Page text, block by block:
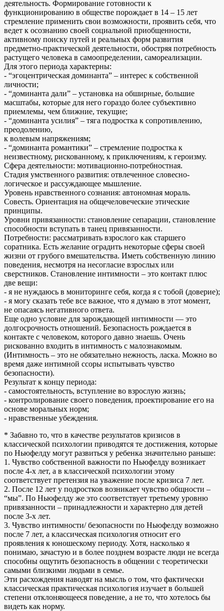
деятельность. Формирование готовности к
функционированию в обществе порождает в 14 – 15 лет
стремление применить свои возможности, проявить себя, что
ведет к осознанию своей социальной приобщенности,
активному поиску путей и реальных форм развития
предметно-практической деятельности, обостряя потребность
растущего человека в самоопределении, самореализации.
Для этого периода характерны:
- “эгоцентрическая доминанта” – интерес к собственной
личности;
- “доминанта дали” – установка на обширные, большие
масштабы, которые для него гораздо более субъективно
приемлемы, чем ближние, текущие;
- “доминанта усилия” – тяга подростка к сопротивлению,
преодолению,
к волевым напряжениям;
- “доминанта романтики” – стремление подростка к
неизвестному, рискованному, к приключениям, к героизму.
Сфера деятельности: мотивационно-потребностная.
Стадия умственного развития: отвлеченное словесно-
логическое и рассуждающее мышление.
Уровень нравственного сознания: автономная мораль.
Совесть. Ориентация на общечеловеческие этические
принципы.
Уровни привязанности: cтановление сепарации, становление
способности вступать в танец привязанности.
Потребности: рассматривать взрослого как старшего
соратника. Есть желание оградить некоторые сферы своей
жизни от грубого вмешательства. Иметь собственную линию
поведения, несмотря на несогласие взрослых или
сверстников. Становление интимности – это контакт плюс
две вещи:
- я не нуждаюсь в мониторинге себя, когда я с тобой (доверие);
- я могу сказать тебе все важное, что я думаю в этот момент,
не опасаясь негативного ответа.
Еще одно условие для зарождающей интимности — это
долгосрочность отношений. Безопасность рождается в
контакте с человеком, которого давно знаешь. Очень
рискованно входить в интимность с малознакомым.
(Интимность – это не обязательно нежность, ласка. Можно во
время даже интимной ссоры испытывать чувство
безопасности).
Результат к концу периода:
- самостоятельность, вступление во взрослую жизнь;
- контролирование своего поведения, проектирование его на
основе моральных норм;
- нравственные убеждения.
* Забавно то, что в качестве результатов кризисов в
классической психологии приводятся те достижения, которые
по Ньюфелду могут развиться у ребенка значительно раньше:
1. Чувство собственной важности по Ньюфелду возникает
после 4-х лет, а в классической психологии этому
соответствует претензия на уважение после кризиса 7 лет.
2. После 12 лет у подростков возникает чувство общности –
“мы”. По Ньюфелду же это соответствует третьему уровню
привязанности – принадлежности и характерно для детей
после 3-х лет.
3. Чувство интимности/ безопасности по Ньюфелду возможно
после 7 лет, а классическая психология относит его
проявления к юношескому периоду. Хотя, насколько я
понимаю, зачастую и в более позднем возрасте люди не всегда
способны ощутить безопасность в общении с теоретически
самыми близкими людьми в семье.
Эти расхождения наводят на мысль о том, что фактически
классическая практическая психология изучает в большей
степени отклоняющееся поведение, а не то, что хотелось бы
видеть как норму.